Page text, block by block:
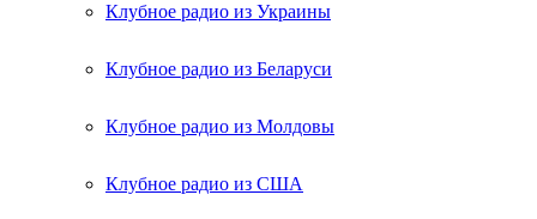
Клубное радио из Украины
Клубное радио из Беларуси
Клубное радио из Молдовы
Клубное радио из США